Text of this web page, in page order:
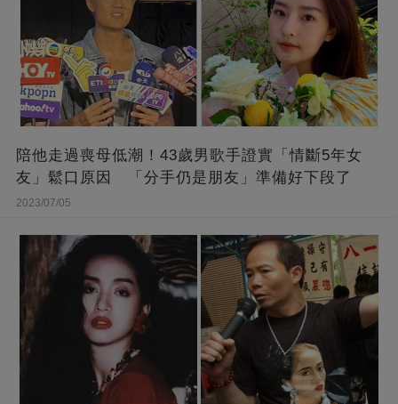
陪他走過喪母低潮！43歲男歌手證實「情斷5年女
友」鬆口原因 「分手仍是朋友」準備好下段了
2023/07/05